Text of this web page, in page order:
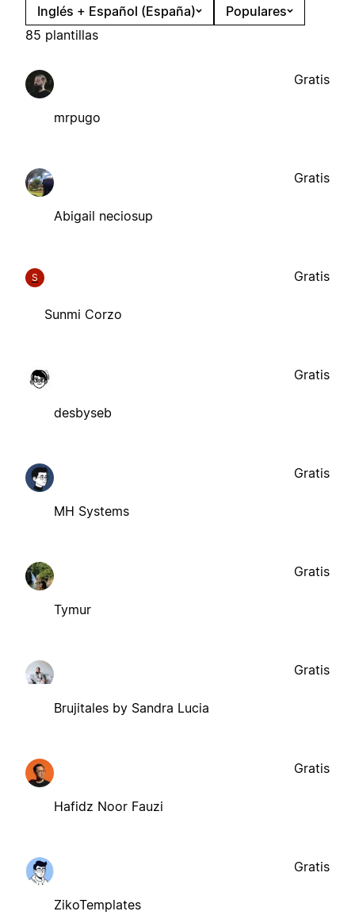
Inglés + Español (España)
Populares
85 plantillas
mrpugo
Gratis
Abigail neciosup
Gratis
S
Sunmi Corzo
Gratis
desbyseb
Gratis
MH Systems
Gratis
Tymur
Gratis
Brujitales by Sandra Lucia
Gratis
Hafidz Noor Fauzi
Gratis
ZikoTemplates
Gratis